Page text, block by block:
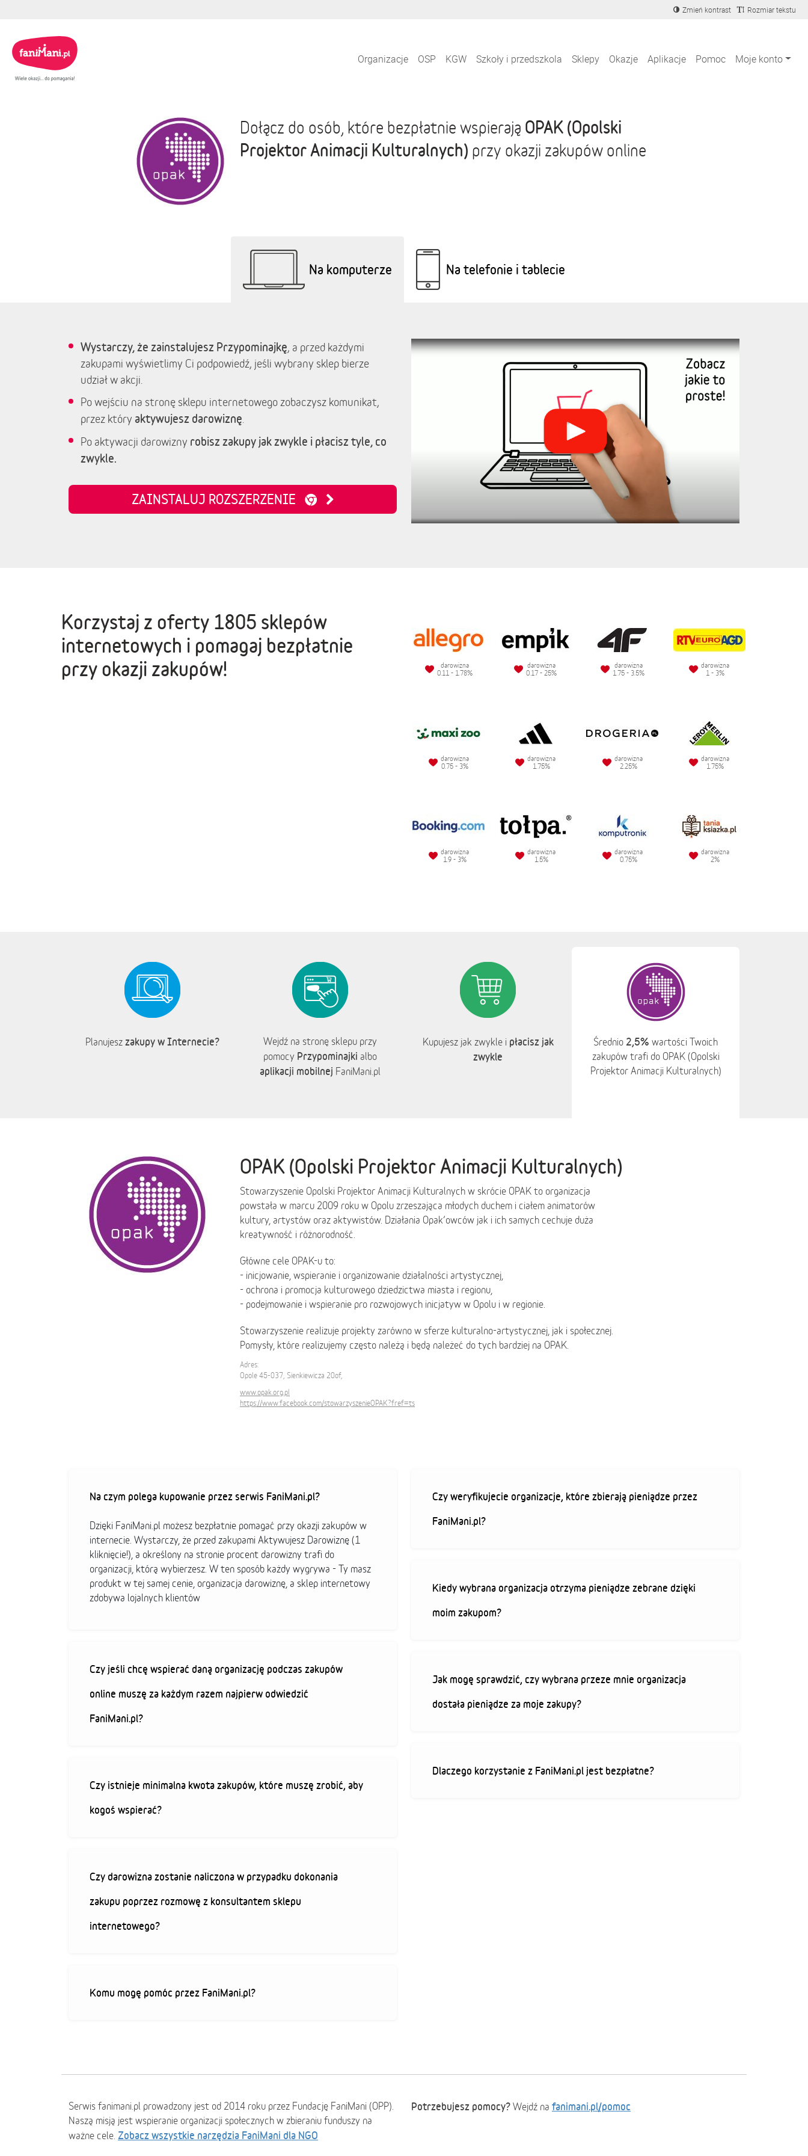
Zmień kontrast Rozmiar tekstu
Organizacje OSP KGW Szkoły i przedszkola Sklepy Okazje Aplikacje Pomoc Moje konto
Dołącz do osób, które bezpłatnie wspierają OPAK (Opolski
Projektor Animacji Kulturalnych) przy okazji zakupów online
Na komputerze Na telefonie i tablecie
Wystarczy, że zainstalujesz Przypominajkę, a przed każdymi
zakupami wyświetlimy Ci podpowiedź, jeśli wybrany sklep bierze
udział w akcji.
Po wejściu na stronę sklepu internetowego zobaczysz komunikat,
przez który aktywujesz darowiznę
Po aktywacji darowizny robisz zakupy jak zwykle i płacisz tyle, co
zwykle.
ZAINSTALUJ ROZSZERZENIE
Korzystaj z oferty 1805 sklepów
internetowych i pomagaj bezpłatnie
przy okazji zakupów!
darowizna
0.11 - 1.78%
darowizna
0.17 - 25%
darowizna
1.75 - 3.5%
darowizna
1 - 3%
darowizna
0.75 - 3%
darowizna
1.75%
darowizna
2.25%
darowizna
1.75%
darowizna
1.9 - 3%
darowizna
1.5%
darowizna
0.75%
darowizna
2%
Planujesz zakupy w Internecie?
Wejdź na stronę sklepu przy
pomocy Przypominajki albo
aplikacji mobilnej FaniMani.pl
Kupujesz jak zwykle i płacisz jak
zwykle
Średnio 2,5% wartości Twoich
zakupów trafi do OPAK (Opolski
Projektor Animacji Kulturalnych)
OPAK (Opolski Projektor Animacji Kulturalnych)
Stowarzyszenie Opolski Projektor Animacji Kulturalnych w skrócie OPAK to organizacja
powstała w marcu 2009 roku w Opolu zrzeszająca młodych duchem i ciałem animatorów
kultury, artystów oraz aktywistów. Działania Opak’owców jak i ich samych cechuje duża
kreatywność i różnorodność.
Główne cele OPAK-u to:
- inicjowanie, wspieranie i organizowanie działalności artystycznej,
- ochrona i promocja kulturowego dziedzictwa miasta i regionu,
- podejmowanie i wspieranie pro rozwojowych inicjatyw w Opolu i w regionie.
Stowarzyszenie realizuje projekty zarówno w sferze kulturalno-artystycznej, jak i społecznej.
Pomysły, które realizujemy często należą i będą należeć do tych bardziej na OPAK.
Adres:
Opole 45-037, Sienkiewicza 20of,
www.opak.org.pl
https://www.facebook.com/stowarzyszenieOPAK?fref=ts
Na czym polega kupowanie przez serwis FaniMani.pl?
Dzięki FaniMani.pl możesz bezpłatnie pomagać przy okazji zakupów w
internecie. Wystarczy, że przed zakupami Aktywujesz Darowiznę (1
kliknięcie!), a określony na stronie procent darowizny trafi do
organizacji, którą wybierzesz. W ten sposób każdy wygrywa - Ty masz
produkt w tej samej cenie, organizacja darowiznę, a sklep internetowy
zdobywa lojalnych klientów
Czy jeśli chcę wspierać daną organizację podczas zakupów
online muszę za każdym razem najpierw odwiedzić
FaniMani.pl?
Czy istnieje minimalna kwota zakupów, które muszę zrobić, aby
kogoś wspierać?
Czy darowizna zostanie naliczona w przypadku dokonania
zakupu poprzez rozmowę z konsultantem sklepu
internetowego?
Komu mogę pomóc przez FaniMani.pl?
Czy weryfikujecie organizacje, które zbierają pieniądze przez
FaniMani.pl?
Kiedy wybrana organizacja otrzyma pieniądze zebrane dzięki
moim zakupom?
Jak mogę sprawdzić, czy wybrana przeze mnie organizacja
dostała pieniądze za moje zakupy?
Dlaczego korzystanie z FaniMani.pl jest bezpłatne?
Serwis fanimani.pl prowadzony jest od 2014 roku przez Fundację FaniMani (OPP).
Naszą misją jest wspieranie organizacji społecznych w zbieraniu funduszy na
ważne cele. Zobacz wszystkie narzędzia FaniMani dla NGO
Potrzebujesz pomocy? Wejdź na fanimani.pl/pomoc